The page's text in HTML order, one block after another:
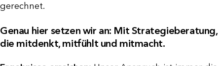
gerechnet.
Genau hier setzen wir an: Mit Strategieberatung,
die mitdenkt, mitfühlt und mitmacht.